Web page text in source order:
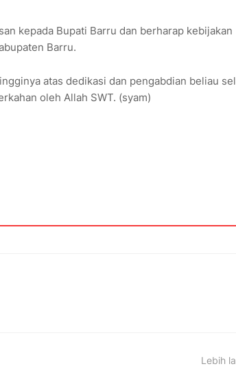
kepada Bupati Barru dan berharap kebijakan
Barru.
atas dedikasi dan pengabdian beliau
oleh Allah SWT. (syam)
Lebih